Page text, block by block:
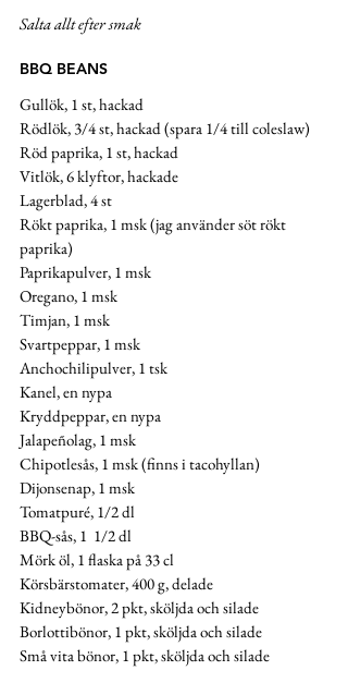
Salta allt efter smak
BBQ BEANS
Gullök, 1 st, hackad
Rödlök, 3/4 st, hackad (spara 1/4 till coleslaw)
Röd paprika, 1 st, hackad
Vitlök, 6 klyftor, hackade
Lagerblad, 4 st
Rökt paprika, 1 msk (jag använder söt rökt
paprika)
Paprikapulver, 1 msk
Oregano, 1 msk
Timjan, 1 msk
Svartpeppar, 1 msk
Anchochilipulver, 1 tsk
Kanel, en nypa
Kryddpeppar, en nypa
Jalapeñolag, 1 msk
Chipotlesås, 1 msk (finns i tacohyllan)
Dijonsenap, 1 msk
Tomatpuré, 1/2 dl
BBQ-sås, 1  1/2 dl
Mörk öl, 1 flaska på 33 cl
Körsbärstomater, 400 g, delade
Kidneybönor, 2 pkt, sköljda och silade
Borlottibönor, 1 pkt, sköljda och silade
Små vita bönor, 1 pkt, sköljda och silade